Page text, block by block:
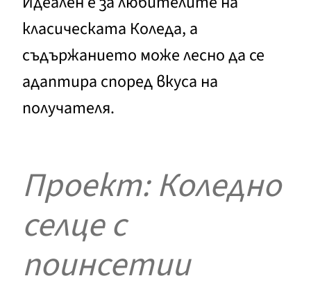
класическата Коледа, а
съдържанието може лесно да се
адаптира според вкуса на
получателя.
Проект: Коледно
селце с
поинсетии